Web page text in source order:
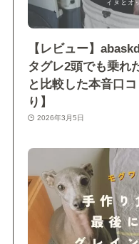
【レビュー】
タグレ2頭でも乗れ
と比較した本音口
り】
2026年3月5日